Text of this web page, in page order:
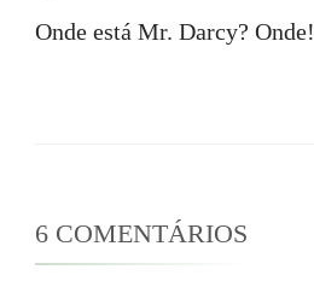
Onde está Mr. Darcy? Onde!
6 COMENTÁRIOS